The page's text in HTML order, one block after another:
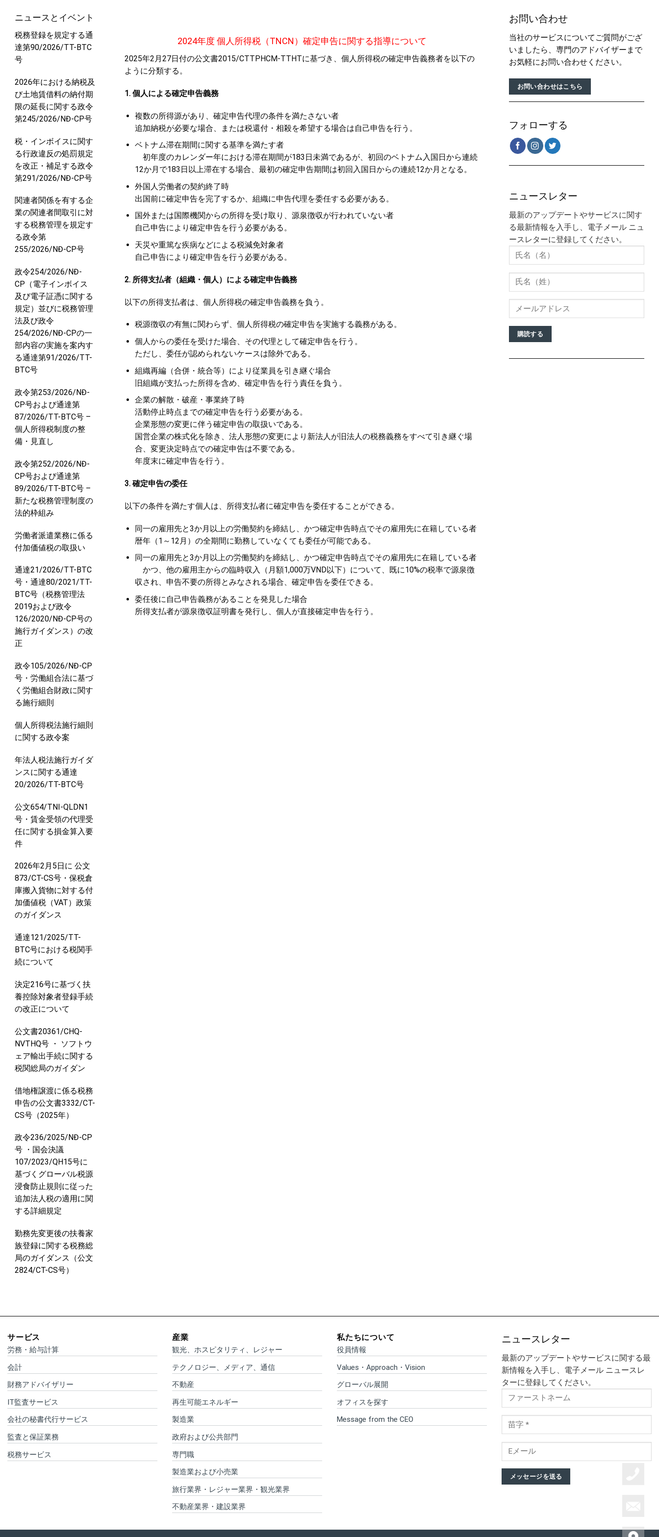
ニュースとイベント
税務登録を規定する通
達第90/2026/TT-BTC
号
2026年における納税及
び土地賃借料の納付期
限の延長に関する政令
第245/2026/NĐ-CP号
税・インボイスに関す
る行政違反の処罰規定
を改正・補足する政令
第291/2026/NĐ-CP号
関連者関係を有する企
業の関連者間取引に対
する税務管理を規定す
る政令第
255/2026/NĐ-CP号
政令254/2026/NĐ-
CP（電子インボイス
及び電子証憑に関する
規定）並びに税務管理
法及び政令
254/2026/NĐ-CPの一
部内容の実施を案内す
る通達第91/2026/TT-
BTC号
政令第253/2026/NĐ-
CP号および通達第
87/2026/TT-BTC号 –
個人所得税制度の整
備・見直し
政令第252/2026/NĐ-
CP号および通達第
89/2026/TT-BTC号 –
新たな税務管理制度の
法的枠組み
労働者派遣業務に係る
付加価値税の取扱い
通達21/2026/TT-BTC
号・通達80/2021/TT-
BTC号（税務管理法
2019および政令
126/2020/NĐ-CP号の
施行ガイダンス）の改
正
政令105/2026/NĐ-CP
号・労働組合法に基づ
く労働組合財政に関す
る施行細則
個人所得税法施行細則
に関する政令案
年法人税法施行ガイダ
ンスに関する通達
20/2026/TT-BTC号
公文654/TNI-QLDN1
号・賃金受領の代理受
任に関する損金算入要
件
2026年2月5日に 公文
873/CT-CS号・保税倉
庫搬入貨物に対する付
加価値税（VAT）政策
のガイダンス
通達121/2025/TT-
BTC号における税関手
続について
決定216号に基づく扶
養控除対象者登録手続
の改正について
公文書20361/CHQ-
NVTHQ号 ・ ソフトウ
ェア輸出手続に関する
税関総局のガイダン
借地権譲渡に係る税務
申告の公文書3332/CT-
CS号（2025年）
政令236/2025/NĐ-CP
号 ・国会決議
107/2023/QH15号に
基づくグローバル税源
浸食防止規則に従った
追加法人税の適用に関
する詳細規定
勤務先変更後の扶養家
族登録に関する税務総
局のガイダンス（公文
2824/CT-CS号）
2024年度 個人所得税（TNCN ）確定申告に関する指導について
2025年2月27日付の公文書2015/CTTPHCM-TTHTに基づき、個人所得税の確定申告義務者を以下の
ように分類する。
1. 個人による確定申告義務
複数の所得源があり、確定申告代理の条件を満たさない者
追加納税が必要な場合、または税還付・相殺を希望する場合は自己申告を行う。
ベトナム滞在期間に関する基準を満たす者
初年度のカレンダー年における滞在期間が183 日未満であるが、初回のベトナム入国日から連続
12か月で183 日以上滞在する場合、最初の確定申告期間は初回入国日からの連続12か月となる。
外国人労働者の契約終了時
出国前に確定申告を完了するか、組織に申告代理を委任する必要がある。
国外または国際機関からの所得を受け取り、源泉徴収が行われていない者
自己申告により確定申告を行う必要がある。
天災や重篤な疾病などによる税減免対象者
自己申告により確定申告を行う必要がある。
2. 所得支払者（組織 ・個人）による確定申告義務
以下の所得支払者は、個人所得税の確定申告義務を負う。
税源徴収の有無に関わらず、個人所得税の確定申告を実施する義務がある。
個人からの委任を受けた場合、その代理として確定申告を行う。
ただし、委任が認められないケースは除外である。
組織再編（合併・統合等）により従業員を引き継ぐ場合
旧組織が支払った所得を含め、確定申告を行う責任を負う。
企業の解散 ・破産・事業終了時
活動停止時点までの確定申告を行う必要がある。
企業形態の変更に伴う確定申告の取扱いである。
国営企業の株式化を除き、法人形態の変更により新法人が旧法人の税務義務をすべて引き継ぐ場
合、変更決定時点での確定申告は不要である。
年度末に確定申告を行う。
3. 確定申告の委任
以下の条件を満たす個人は、所得支払者に確定申告を委任することができる。
同一の雇用先と3か月以上の労働契約を締結し、かつ確定申告時点でその雇用先に在籍している者
暦年（1 ～ 12 月）の全期間に勤務していなくても委任が可能である。
同一の雇用先と3か月以上の労働契約を締結し、かつ確定申告時点でその雇用先に在籍している者
かつ、他の雇用主からの臨時収入（月額1,000万VND以下）について、既に10%の税率で源泉徴
収され、申告不要の所得とみなされる場合、確定申告を委任できる。
委任後に自己申告義務があることを発見した場合
所得支払者が源泉徴収証明書を発行し、個人が直接確定申告を行う。
お問い合わせ
当社のサービスについてご質問がござ
いましたら、専門のアドバイザーまで
お気軽にお問い合わせください。
お問い合わせはこちら
フォローする
ニュースレター
最新のアップデートやサービスに関す
る最新情報を入手し、電子メール ニュ
ースレターに登録してください。
購読する
サービス
労務・給与計算
会計
財務アドバイザリー
IT監査サービス
会社の秘書代行サービス
監査と保証業務
税務サービス
産業
観光、ホスピタリティ、レジャー
テクノロジー、メディア、通信
不動産
再生可能エネルギー
製造業
政府および公共部門
専門職
製造業および小売業
旅行業界・レジャー業界・観光業界
不動産業界・建設業界
私たちについて
役員情報
Values・Approach・Vision
グローバル展開
オフィスを探す
Message from the CEO
ニュースレター
最新のアップデートやサービスに関する最
新情報を入手し、電子メール ニュースレ
ターに登録してください。
メッセージを送る